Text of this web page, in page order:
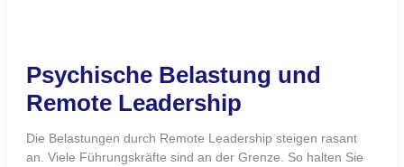
Psychische Belastung und
Remote Leadership
Die Belastungen durch Remote Leadership steigen rasant
an. Viele Führungskräfte sind an der Grenze. So halten Sie